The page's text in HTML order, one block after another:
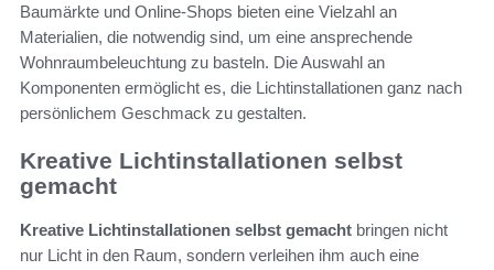
Baumärkte und Online-Shops bieten eine Vielzahl an
Materialien, die notwendig sind, um eine ansprechende
Wohnraumbeleuchtung zu basteln. Die Auswahl an
Komponenten ermöglicht es, die Lichtinstallationen ganz nach
persönlichem Geschmack zu gestalten.
Kreative Lichtinstallationen selbst
gemacht
Kreative Lichtinstallationen selbst gemacht bringen nicht
nur Licht in den Raum, sondern verleihen ihm auch eine